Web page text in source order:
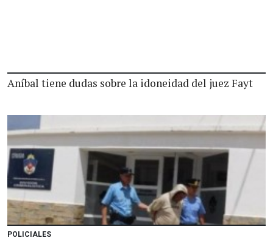
Aníbal tiene dudas sobre la idoneidad del juez Fayt
POLICIALES